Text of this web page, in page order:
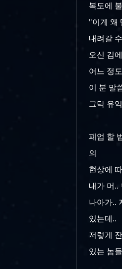
복도에
"이게 왜
내려갈
오신 김
어느 정
이 분 말
그닥 유
폐업 할
의
현상에
내가 머..
나아가..
있는데..
저렇게
있는 놈